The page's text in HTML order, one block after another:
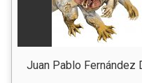
Juan Pablo Fernández